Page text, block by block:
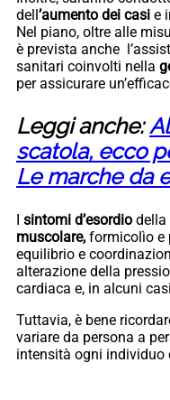
dell’aumento dei casi e
Nel piano, oltre alle
è prevista anche
sanitari coinvolti nella
per assicurare
Leggi anche:
scatola, ecco
Le marche da
I sintomi d’esordio della
muscolare, formicolìo e
equilibrio e
alterazione della
cardiaca e, in alcuni
Tuttavia, è bene
variare da persona a
intensità ogni individuo